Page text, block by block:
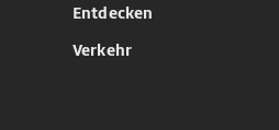
Entdecken
Verkehr